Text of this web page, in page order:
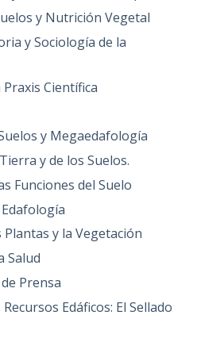
y Nutrición Vegetal
y Sociología de la
Científica
y Megaedafología
y de los Suelos.
Funciones del Suelo
Plantas y la Vegetación
Salud
Prensa
Edáficos: El Sellado